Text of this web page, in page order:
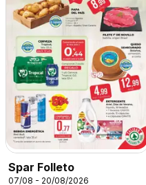
Spar Folleto
07/08 - 20/08/2026